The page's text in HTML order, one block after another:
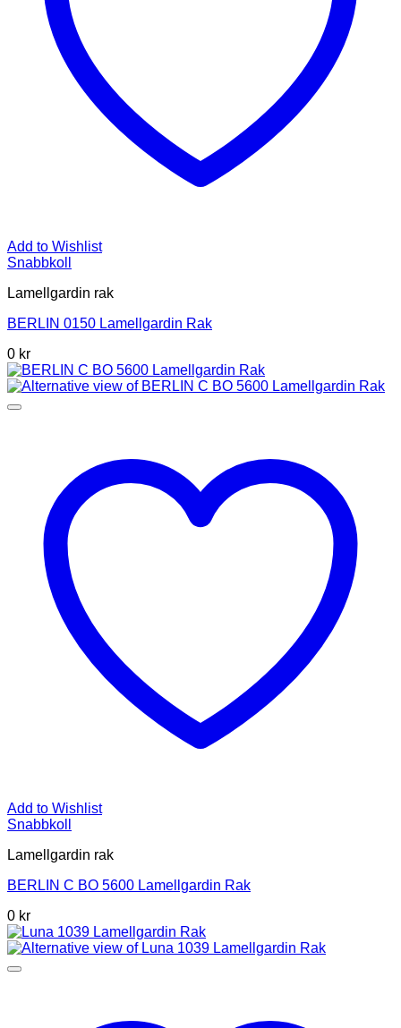
Add to Wishlist
Snabbkoll
Lamellgardin rak
BERLIN 0150 Lamellgardin Rak
0 kr
Add to Wishlist
Snabbkoll
Lamellgardin rak
BERLIN C BO 5600 Lamellgardin Rak
0 kr